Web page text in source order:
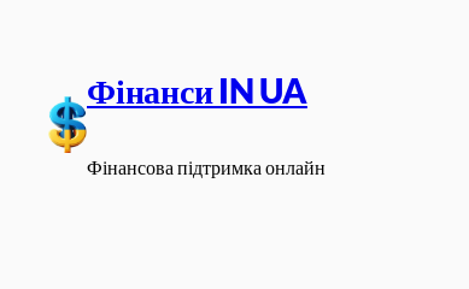
вмісту
Фінанси IN UA
Фінансова підтримка онлайн